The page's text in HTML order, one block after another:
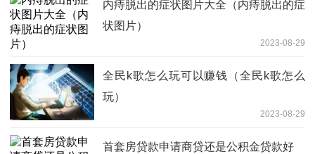
内痔脱出的症状图片大全（内痔脱出的症
状图片）
2023-08-29
全民k歌怎么玩可以赚钱（全民k歌怎么
玩）
2023-08-29
首套房贷款申请商贷还是公积金贷款好